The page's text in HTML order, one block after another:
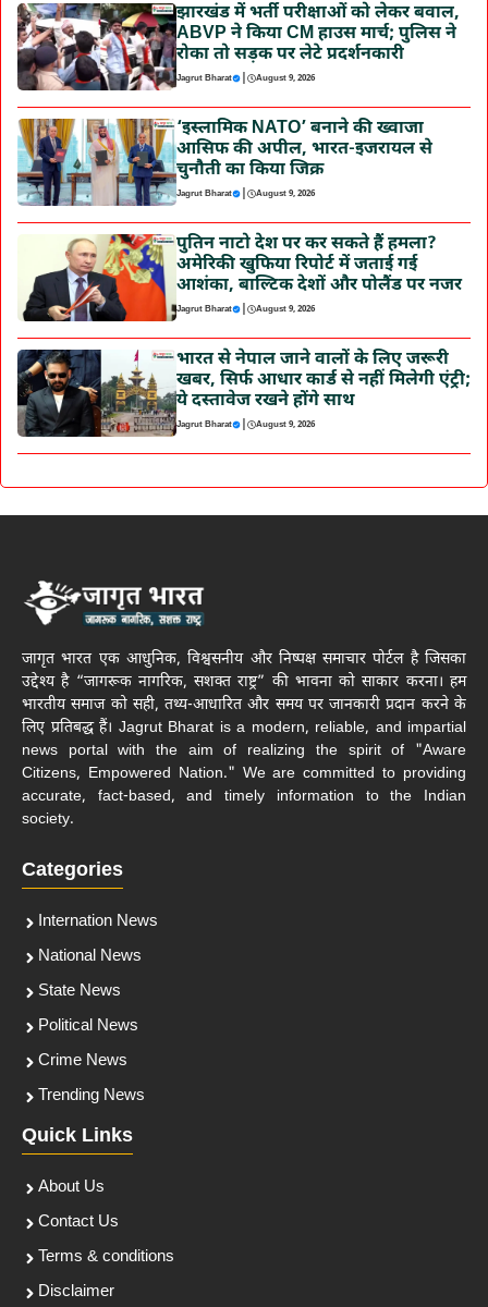
झारखंड में भर्ती परीक्षाओं को लेकर बवाल,
ABVP ने किया CM हाउस मार्च; पुलिस ने
रोका तो सड़क पर लेटे प्रदर्शनकारी
Jagrut Bharat | August 9, 2026
‘इस्लामिक NATO’ बनाने की ख्वाजा
आसिफ की अपील, भारत-इजरायल से
चुनौती का किया जिक्र
Jagrut Bharat | August 9, 2026
पुतिन नाटो देश पर कर सकते हैं हमला?
अमेरिकी खुफिया रिपोर्ट में जताई गई
आशंका, बाल्टिक देशों और पोलैंड पर नजर
Jagrut Bharat | August 9, 2026
भारत से नेपाल जाने वालों के लिए जरूरी
खबर, सिर्फ आधार कार्ड से नहीं मिलेगी एंट्री;
ये दस्तावेज रखने होंगे साथ
Jagrut Bharat | August 9, 2026
जागृत भारत एक आधुनिक, विश्वसनीय और निष्पक्ष समाचार पोर्टल है जिसका
उद्देश्य है “जागरूक नागरिक, सशक्त राष्ट्र” की भावना को साकार करना। हम
भारतीय समाज को सही, तथ्य-आधारित और समय पर जानकारी प्रदान करने के
लिए प्रतिबद्ध हैं। Jagrut Bharat is a modern, reliable, and impartial
news portal with the aim of realizing the spirit of "Aware
Citizens, Empowered Nation." We are committed to providing
accurate, fact-based, and timely information to the Indian
society.
Categories
Internation News
National News
State News
Political News
Crime News
Trending News
Quick Links
About Us
Contact Us
Terms & conditions
Disclaimer